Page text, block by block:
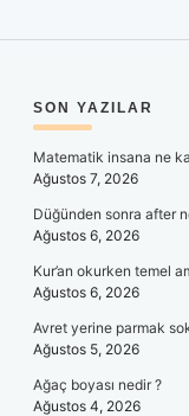
SON YAZILAR
Matematik insana ne
Ağustos 7, 2026
Düğünden sonra after
Ağustos 6, 2026
Kur’an okurken temel
Ağustos 6, 2026
Avret yerine parmak
Ağustos 5, 2026
Ağaç boyası nedir ?
Ağustos 4, 2026